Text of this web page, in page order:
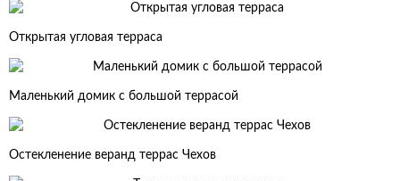
Открытая угловая терраса
Маленький домик с большой террасой
Остекленение веранд террас Чехов